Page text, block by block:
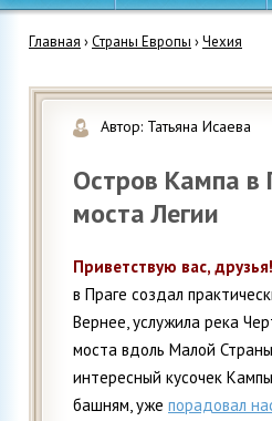
Главная ›Страны Европы ›Чехия
Автор: Татьяна Исаева
Остров Кампа в
моста Легии
Приветствую вас, друзья!
в Праге создал
Вернее, услужила река
моста вдоль Малой
интересный кусочек
башням, уже порадовал